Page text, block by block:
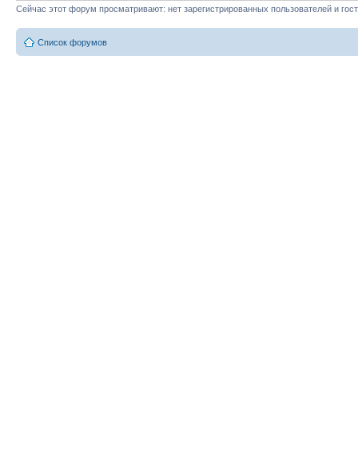
Сейчас этот форум просматривают: нет зарегистрированных пользователей и
Список форумов